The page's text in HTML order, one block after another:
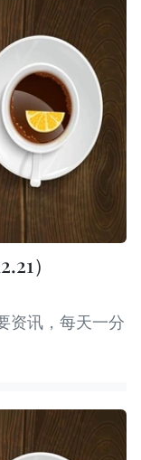
）
资讯，每天一分